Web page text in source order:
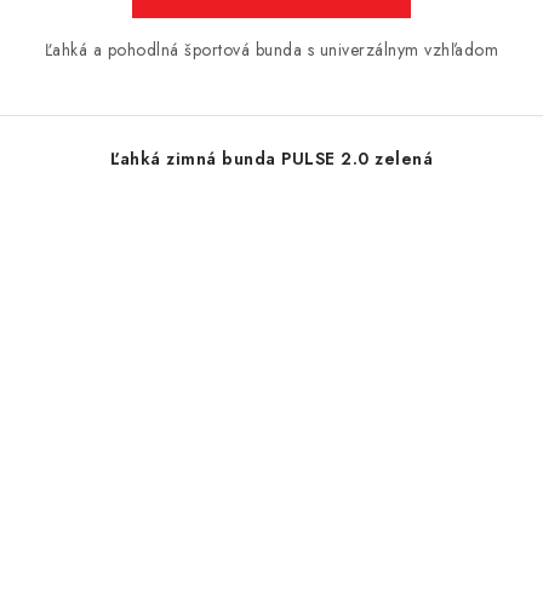
Ľahká a pohodlná športová bunda s univerzálnym vzhľadom
Ľahká zimná bunda PULSE 2.0 zelená